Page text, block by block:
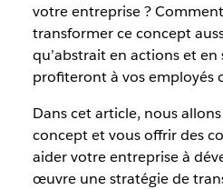
votre entreprise ?
transformer ce concept
qu’abstrait en actions et en
profiteront à vos employés
Dans cet article, nous
concept et vous offrir des
aider votre entreprise à
œuvre une stratégie de